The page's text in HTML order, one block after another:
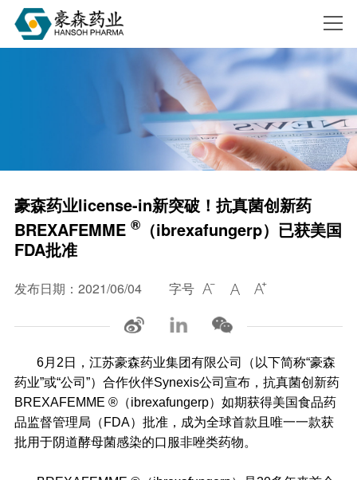
豪森药业license-in新突破！抗真菌创新药
BREXAFEMME ®（ibrexafungerp）已获美国
FDA批准
发布日期：2021/06/04 字号   
6月2日，江苏豪森药业集团有限公司（以下简称“豪森
药业”或“公司”）合作伙伴Synexis公司宣布，抗真菌创新药
BREXAFEMME ®（ibrexafungerp）如期获得美国食品药
品监督管理局（FDA）批准，成为全球首款且唯一一款获
批用于阴道酵母菌感染的口服非唑类药物。